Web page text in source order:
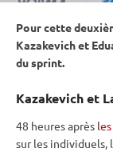
Pour cette
Kazakevich et
dusprint.
Kazakevich et
48 heures après
sur les individuels,